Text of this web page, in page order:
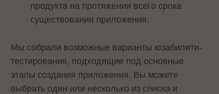
продукта на протяжении всего срока
существования приложения.
Мы собрали возможные варианты юзабилити-
тестирования, подходящие под основные
этапы создания приложения. Вы можете
выбрать один или несколько из списка и